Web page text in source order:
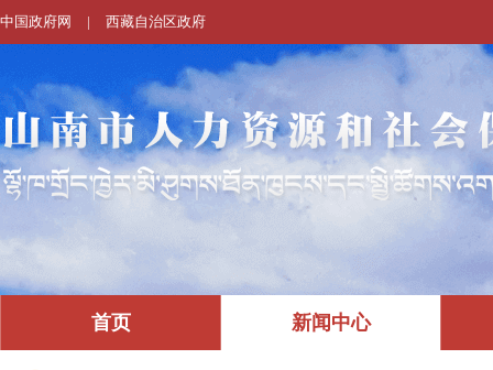
中国政府网 | 西藏自治区政府
首页 新闻中心